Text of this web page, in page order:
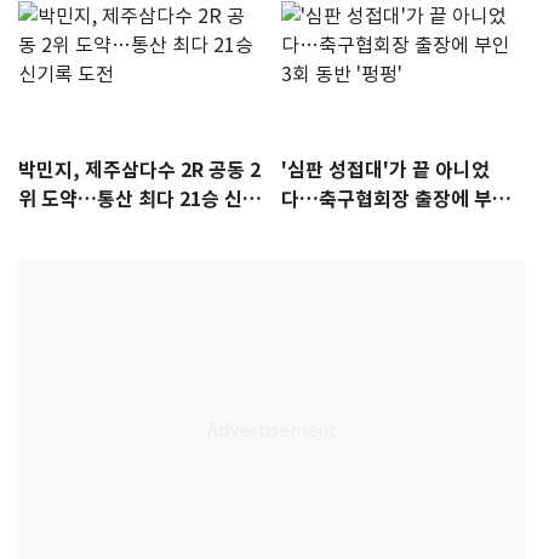
박민지, 제주삼다수 2R 공동 2
위 도약…통산 최다 21승 신기
'심판 성접대'가 끝 아니었
다…축구협회장 출장에 부인